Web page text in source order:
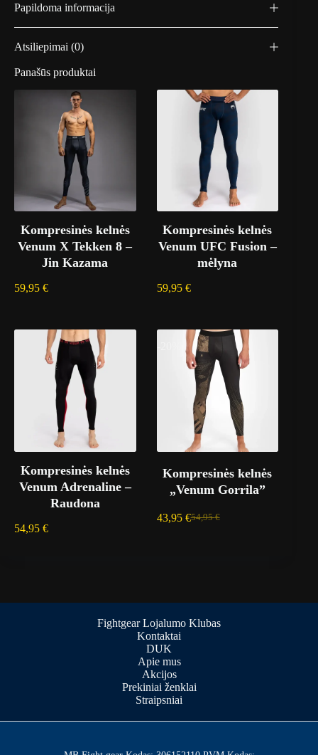
Papildoma informacija
Atsiliepimai (0)
Panašūs produktai
Kompresinės kelnės
Venum X Tekken 8 –
Jin Kazama
59,95 €
Kompresinės kelnės
Venum UFC Fusion –
mėlyna
59,95 €
Kompresinės kelnės
Venum Adrenaline –
Raudona
54,95 €
Kompresinės kelnės
„Venum Gorrila”
54,95€
43,95 €
Fightgear Lojalumo Klubas
Kontaktai
DUK
Apie mus
Akcijos
Prekiniai ženklai
Straipsniai